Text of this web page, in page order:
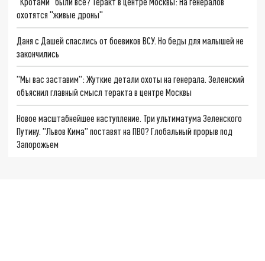
охотятся "живые дроны"
Даня с Дашей спаслись от боевиков ВСУ. Но беды для малышей не
закончились
"Мы вас заставим": Жуткие детали охоты на генерала. Зеленский
объяснил главный смысл теракта в центре Москвы
Новое масштабнейшее наступление. Три ультиматума Зеленского
Путину. "Львов Кима" поставят на ПВО? Глобальный прорыв под
Запорожьем